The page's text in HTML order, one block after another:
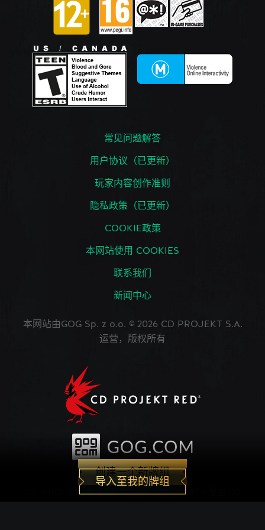
创建一个新牌组
导入至我的牌组
常见问题解答
用户协议（已更新）
玩家内容创作准则
隐私政策（已更新）
COOKIE政策
本网站使用 COOKIES
联系我们
新闻中心
本网站由GOG Sp. z o.o. © 2026 CD PROJEKT S.A.
运营，版权所有
CD PROJEKT®, The Witcher®, GWENT® 是由CD